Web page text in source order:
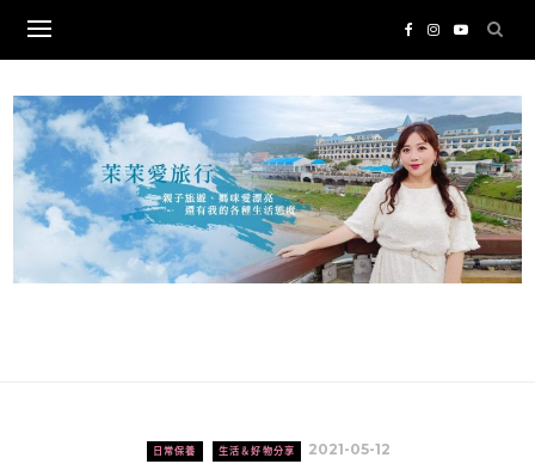
content
日常保養 生活＆好物分享 2021-05-12